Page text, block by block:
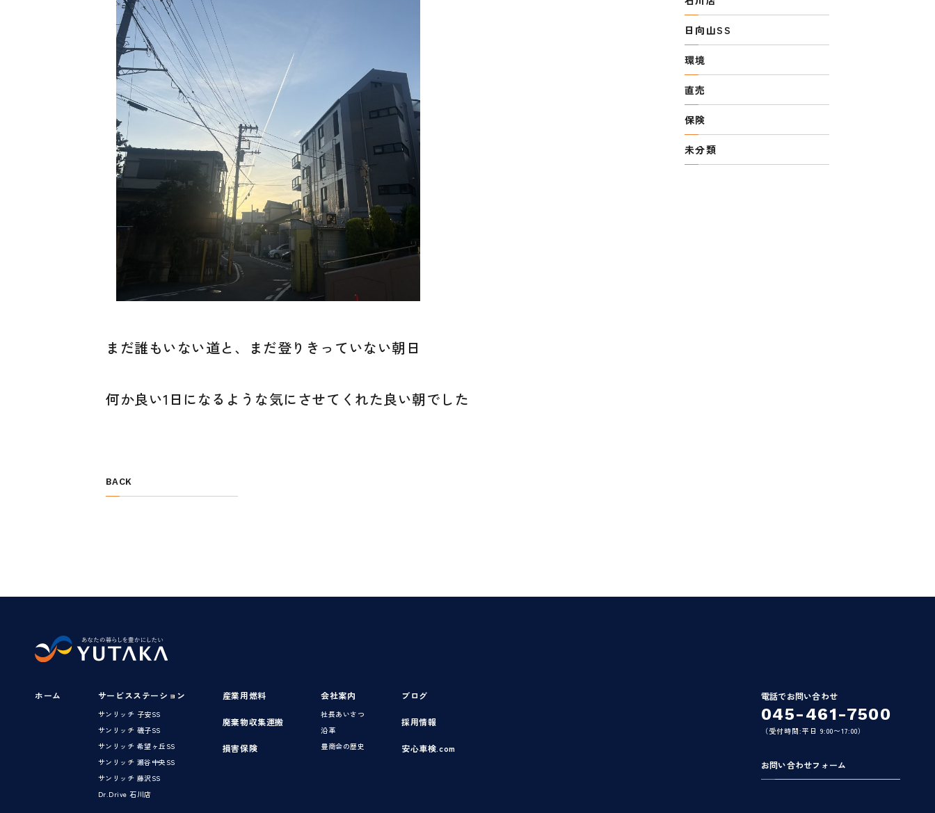
まだ誰もいない道と、まだ登りきっていない朝日
何か良い1日になるような気にさせてくれた良い朝でした
BACK
日向山SS
環境
直売
保険
未分類
ホーム サービスステーション
サンリッチ 子安SS
サンリッチ 磯子SS
サンリッチ 希望ヶ丘SS
サンリッチ 瀬谷中央SS
サンリッチ 藤沢SS
Dr.Drive 石川店
産業用燃料
廃棄物収集運搬
損害保険
会社案内
社長あいさつ
沿革
豊商会の歴史
ブログ
採用情報
安心車検.com
電話でお問い合わせ
045-461-7500
（受付時間:平日 9:00〜17:00）
お問い合わせフォーム